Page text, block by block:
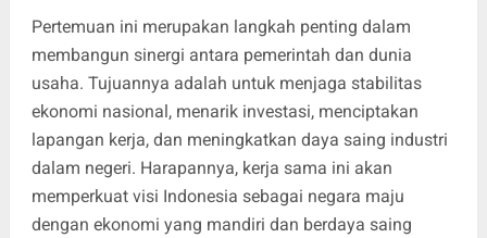
Pertemuan ini merupakan langkah penting dalam
membangun sinergi antara pemerintah dan dunia
usaha. Tujuannya adalah untuk menjaga stabilitas
ekonomi nasional, menarik investasi, menciptakan
lapangan kerja, dan meningkatkan daya saing industri
dalam negeri. Harapannya, kerja sama ini akan
memperkuat visi Indonesia sebagai negara maju
dengan ekonomi yang mandiri dan berdaya saing